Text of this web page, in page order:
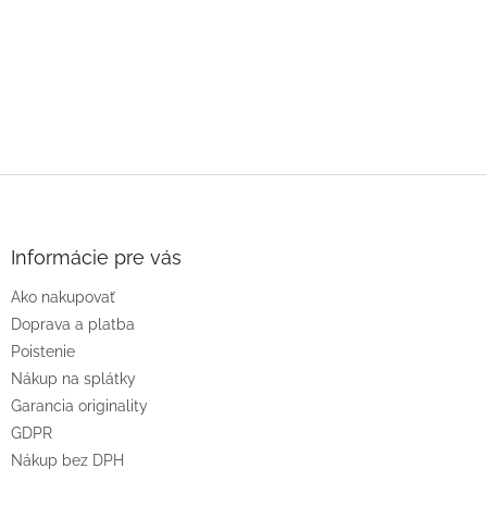
Informácie pre vás
Ako nakupovať
Doprava a platba
Poistenie
Nákup na splátky
Garancia originality
GDPR
Nákup bez DPH